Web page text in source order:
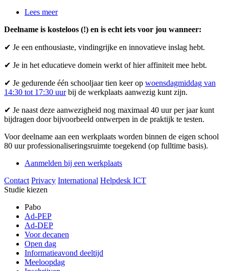
Lees meer
Deelname is kosteloos (!) en is echt iets voor jou wanneer:
✔ Je een enthousiaste, vindingrijke en innovatieve inslag hebt.
✔ Je in het educatieve domein werkt of hier affiniteit mee hebt.
✔ Je gedurende één schooljaar tien keer op woensdagmiddag van
14:30 tot 17:30 uurbij de werkplaats aanwezig kunt zijn.
✔ Je naast deze aanwezigheid nog maximaal 40 uur per jaar kunt
bijdragen door bijvoorbeeld ontwerpen in de praktijk te testen.
Voor deelname aan een werkplaats worden binnen de eigen school
80 uur professionaliseringsruimte toegekend (op fulltime basis).
Aanmelden bij een werkplaats
Contact Privacy International Helpdesk ICT
Studie kiezen
Pabo
Ad-PEP
Ad-DEP
Voor decanen
Open dag
Informatieavond deeltijd
Meeloopdag